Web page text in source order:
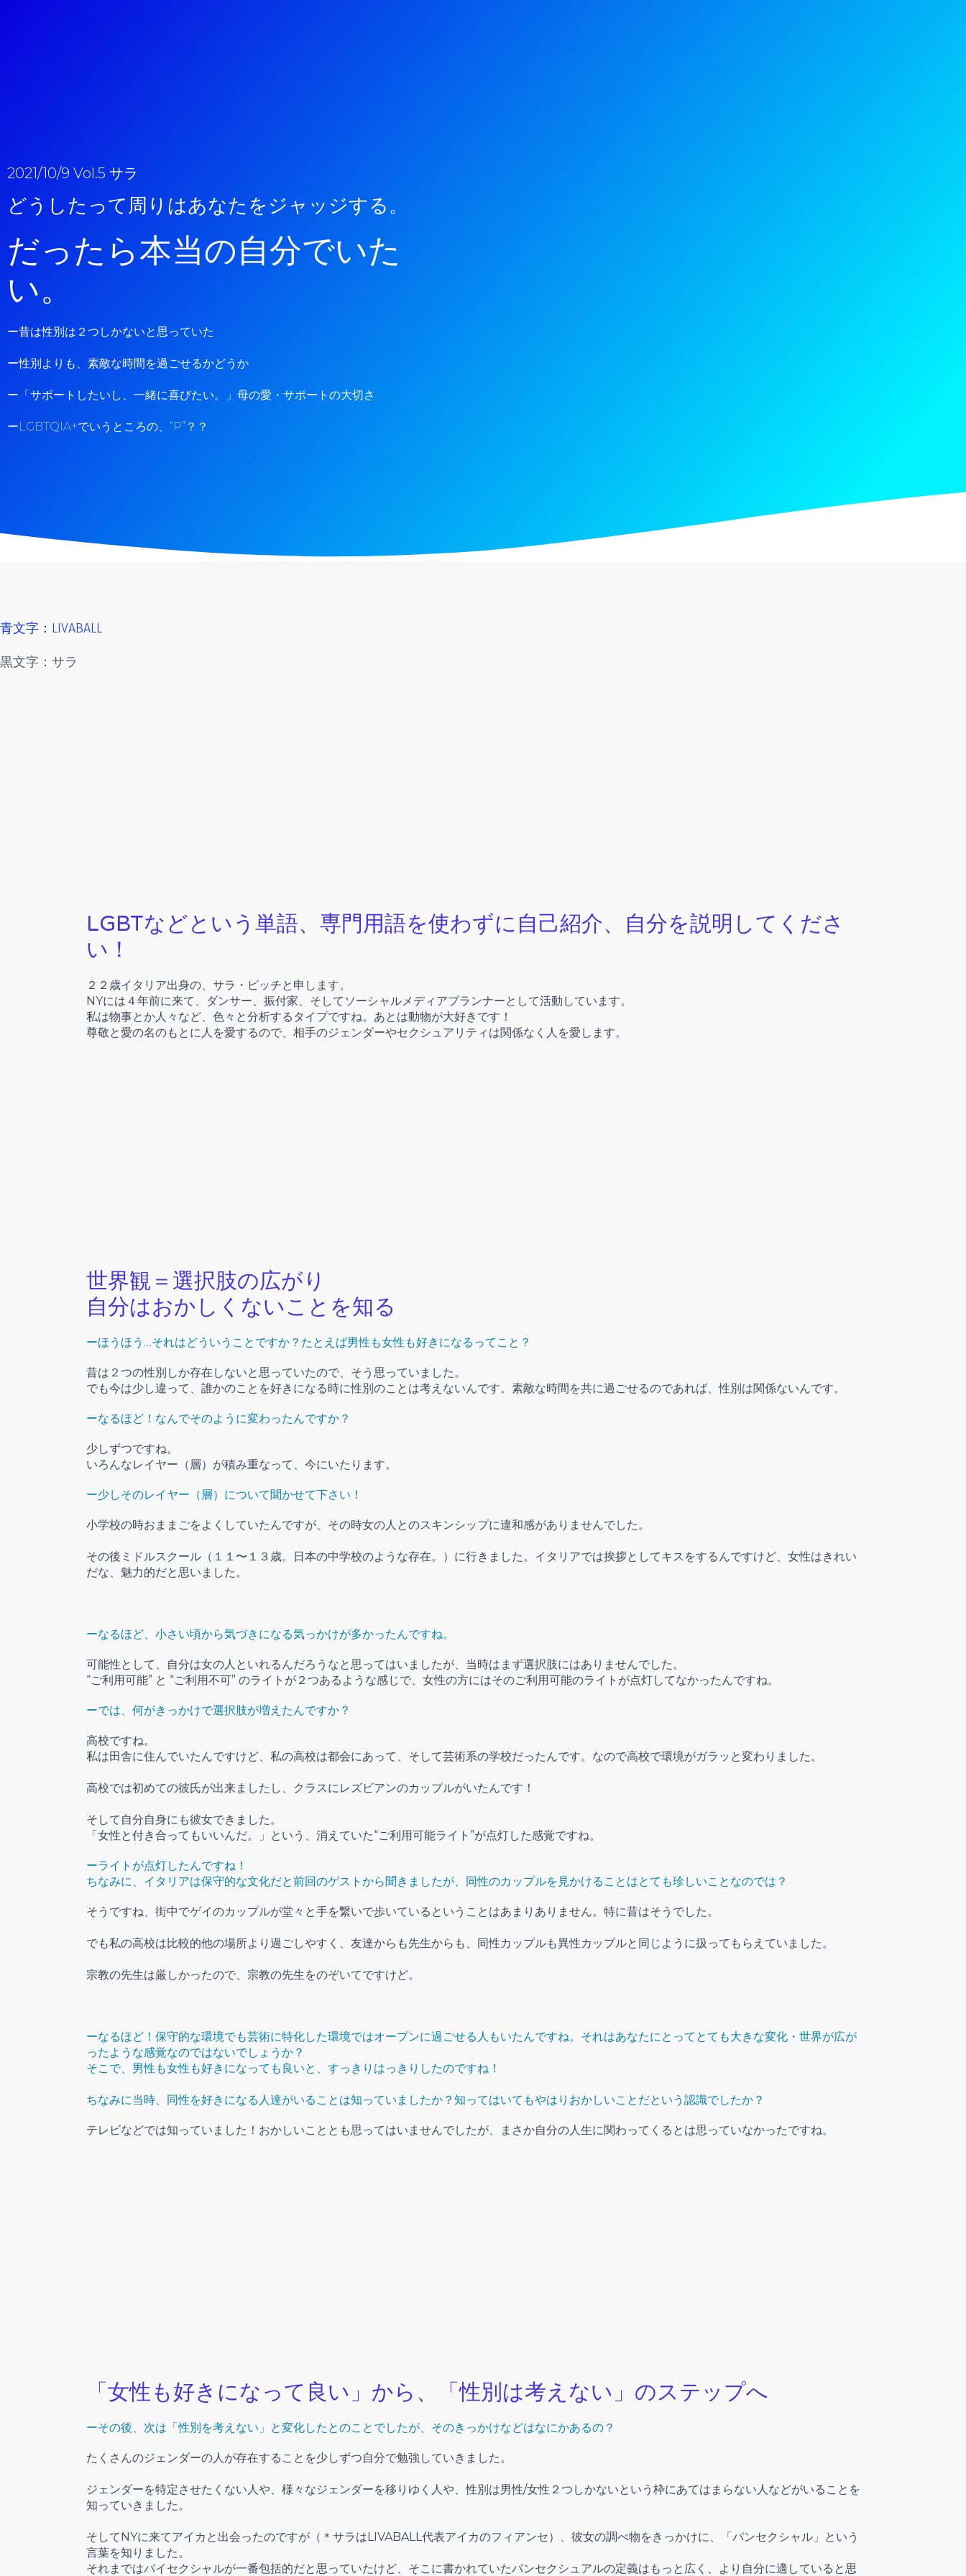
2021/10/9 Vol.5 サラ
どうしたって周りはあなたをジャッジする。
だったら本当の自分でいた
い。
ー昔は性別は２つしかないと思っていた
ー性別よりも、素敵な時間を過ごせるかどうか
ー「サポートしたいし、一緒に喜びたい。」母の愛・サポートの大切さ
ーLGBTQIA+でいうところの、“P”？？
青文字：LIVABALL
黒文字：サラ
LGBTなどという単語、専門用語を使わずに自己紹介、自分を説明してくださ
い！
２２歳イタリア出身の、サラ・ピッチと申します。
NYには４年前に来て、ダンサー、振付家、そしてソーシャルメディアプランナーとして活動しています。
私は物事とか人々など、色々と分析するタイプですね。あとは動物が大好きです！
尊敬と愛の名のもとに人を愛するので、相手のジェンダーやセクシュアリティは関係なく人を愛します。
世界観＝選択肢の広がり
自分はおかしくないことを知る
ーほうほう…それはどういうことですか？たとえば男性も女性も好きになるってこと？
昔は２つの性別しか存在しないと思っていたので、そう思っていました。
でも今は少し違って、誰かのことを好きになる時に性別のことは考えないんです。素敵な時間を共に過ごせるのであれば、性別は関係ないんです。
ーなるほど！ なんでそのように変わったんですか？
少しずつですね。
いろんなレイヤー（層）が積み重なって、今にいたります。
ー少しそのレイヤー（層）について聞かせて下さい！
小学校の時おままごをよくしていたんですが、その時女の人とのスキンシップに違和感がありませんでした。
その後ミドルスクール（１１〜１３歳。日本の中学校のような存在。）に行きました。イタリアでは挨拶としてキスをするんですけど、 女性はきれい
だな、魅力的だと思いました。
ーなるほど、小さい頃から気づきになる気っかけが多かったんですね。
可能性として、自分は女の人といれるんだろうなと思ってはいましたが、当時はまず選択肢にはありませんでした。
“ご利用可能” と “ご利用不可” のライトが２つあるような感じで、女性の方にはそのご利用可能のライトが点灯してなかったんですね。
ーでは、 何がきっかけで選択肢が増えたんですか？
高校ですね。
私は田舎に住んでいたんですけど、私の高校は都会にあって、そして芸術系の学校だったんです。なので高校で環境がガラッと変わりました。
高校では初めての彼氏が出来ましたし、クラスにレズビアンのカップルがいたんです！
そして自分自身にも彼女できました。
「女性と付き合ってもいいんだ。」という、消えていた“ご利用可能ライト”が点灯した感覚ですね。
ーライトが点灯したんですね！
ちなみに、 イタリアは保守的な文化だと前回のゲストから聞きましたが、同性のカップルを見かけることはとても珍しいことなのでは？
そうですね、街中でゲイのカップルが堂々と手を繋いで歩いているということはあまりありません。特に昔はそうでした 。
でも私の高校は比較的他の場所より過ごしやすく、友達からも先生からも、同性カップルも異性カップルと同じように扱ってもらえていました。
宗教の先生は厳しかったので、宗教の先生をのぞいてですけど。
ーなるほど！保守的な環境でも芸術に特化した環境ではオープンに過ごせる人もいたんですね。それはあなたにとってとても大きな変化・世界が広が
ったような感覚なのではないでしょうか？
そこで、男性も女性も好きになっても良いと
、すっきりはっきりしたのですね！
ちなみに当時、同性を好きになる人達がいることは知っていましたか？知ってはいてもやはりおかしいことだという認識でしたか？
テレビなどでは知っていました！おかしいこととも思ってはいませんでしたが、まさか自分の人生に関わってくるとは思っていなかったですね。
「女性も好きになって良い」から、「性別は考えない」のステップへ
ーその後、次は「性別を考えない」と変化したとのことでしたが、そのきっかけなどはなにかあるの？
たくさんのジェンダーの人が存在することを少しずつ自分で勉強していきました。
ジェンダーを特定させたくない人や、様々なジェンダーを移りゆく人や、性別は男性/女性２つしかないという枠にあてはまらない人 などがいることを
知っていきました。
そしてNYに来てアイカと出会ったのですが（＊サラはLIVABALL代表アイカのフィアンセ）、 彼女の調べ物をきっかけに、「パンセクシャル」という
言葉を知りました。
それまではバイセクシャルが一番包括的だと思っていたけど、そこに書かれていたパンセクシュアルの定義はもっと広く、より自分に適していると思